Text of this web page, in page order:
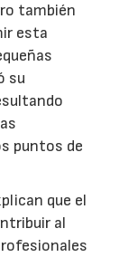
también
esta
su
puntos de
que el
al